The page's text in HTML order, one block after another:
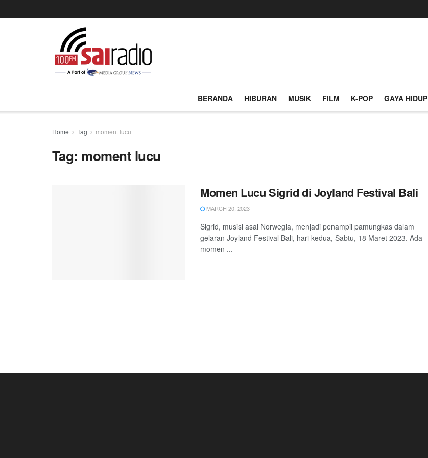
BERANDA HIBURAN MUSIK FILM K-POP GAYA HIDUP
Home Tag moment lucu
Tag: moment lucu
Momen Lucu Sigrid di Joyland Festival Bali
MARCH 20, 2023
Sigrid, musisi asal Norwegia, menjadi penampil pamungkas dalam
gelaran Joyland Festival Bali, hari kedua, Sabtu, 18 Maret 2023. Ada
momen ...